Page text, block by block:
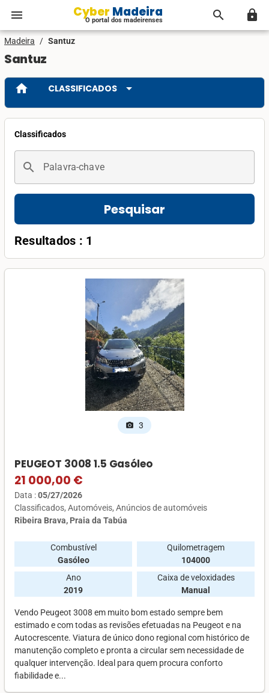
menu Cyber Madeira
O portal dos madeirenses search lock
Madeira / Santuz
Santuz
home CLASSIFICADOS arrow_drop_down
Classificados
search Palavra-chave
Pesquisar
Resultados : 1
photo_camera 3
PEUGEOT 3008 1.5 Gasóleo
21 000,00 €
Data :05/27/2026
Classificados Automóveis Anúncios de automóveis
Ribeira Brava, Praia da Tabúa
Combustível
Gasóleo
Quilometragem
104000
Ano
2019
Caixa de veloxidades
Manual
Vendo Peugeot 3008 em muito bom estado sempre bem
estimado e com todas as revisões efetuadas na Peugeot e na
Autocrescente. Viatura de único dono regional com histórico de
manutenção completo e pronta a circular sem necessidade de
qualquer intervenção. Ideal para quem procura conforto
fiabilidade e...